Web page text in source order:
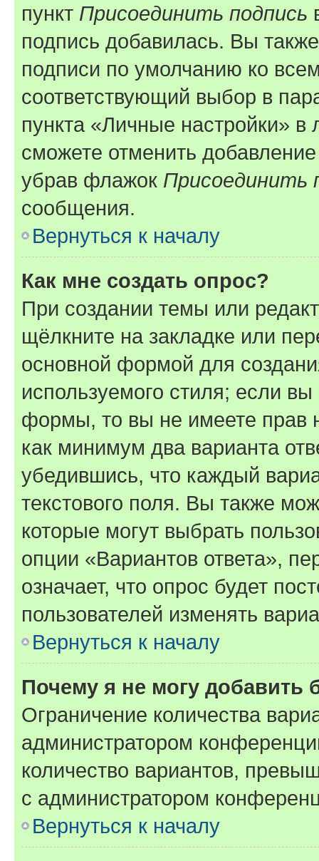
пункт Присоединить подпись
подпись добавилась. Вы
подписи по умолчанию ко
соответствующий выбор в
пункта «Личные настройки»
сможете отменить
убрав флажок Присоединить
сообщения.
Вернуться к началу
Как мне создать опрос?
При создании темы или
щёлкните на закладке или
основной формой для
используемого стиля; если
формы, то вы не имеете прав
как минимум два варианта
убедившись, что каждый
текстового поля. Вы также
которые могут выбрать
опции «Вариантов ответа»,
означает, что опрос будет
пользователей изменять
Вернуться к началу
Почему я не могу добавить
Ограничение количества
администратором
количество вариантов,
с администратором
Вернуться к началу